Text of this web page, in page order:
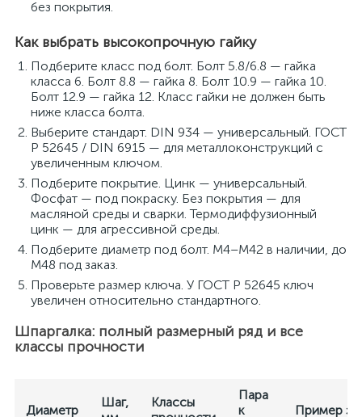
без покрытия.
Как выбрать высокопрочную гайку
Подберите класс под болт. Болт 5.8/6.8 — гайка
класса 6. Болт 8.8 — гайка 8. Болт 10.9 — гайка 10.
Болт 12.9 — гайка 12. Класс гайки не должен быть
ниже класса болта.
Выберите стандарт. DIN 934 — универсальный. ГОСТ
Р 52645 / DIN 6915 — для металлоконструкций с
увеличенным ключом.
Подберите покрытие. Цинк — универсальный.
Фосфат — под покраску. Без покрытия — для
масляной среды и сварки. Термодиффузионный
цинк — для агрессивной среды.
Подберите диаметр под болт. M4–M42 в наличии, до
M48 под заказ.
Проверьте размер ключа. У ГОСТ Р 52645 ключ
увеличен относительно стандартного.
Шпаргалка: полный размерный ряд и все
классы прочности
Диаметр
Шаг,
Классы
Пара
к
Пример